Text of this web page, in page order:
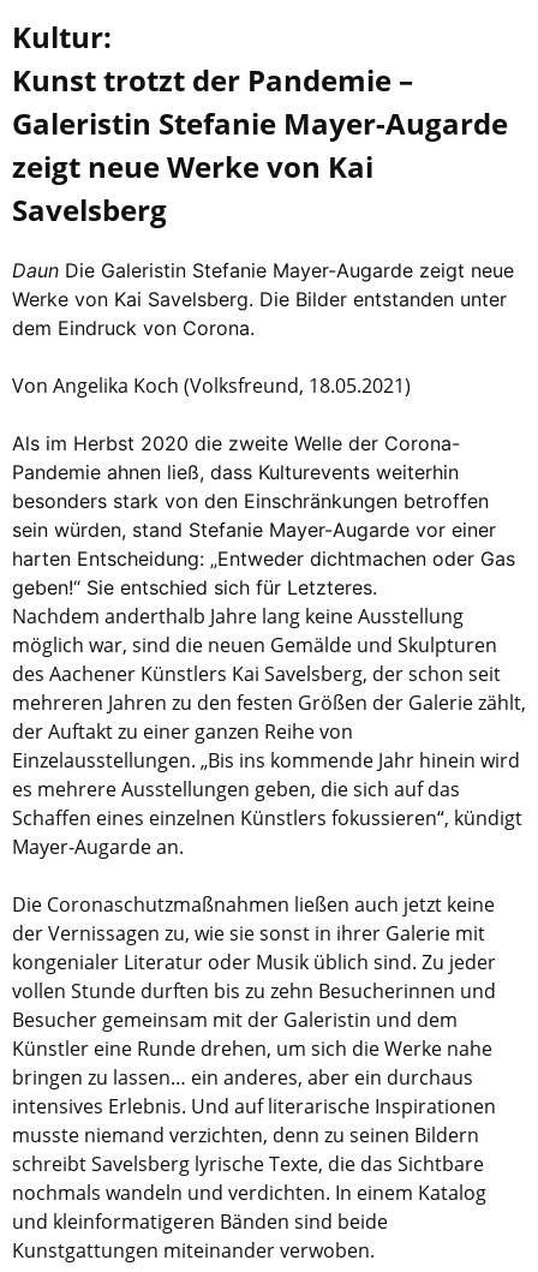
Kultur:
Kunst trotzt der Pandemie –
Galeristin Stefanie Mayer-Augarde
zeigt neue Werke von Kai
Savelsberg
Daun Die Galeristin Stefanie Mayer-Augarde zeigt neue
Werke von Kai Savelsberg. Die Bilder entstanden unter
dem Eindruck von Corona.
Von Angelika Koch (Volksfreund, 18.05.2021)
Als im Herbst 2020 die zweite Welle der Corona-
Pandemie ahnen ließ, dass Kulturevents weiterhin
besonders stark von den Einschränkungen betroffen
sein würden, stand Stefanie Mayer-Augarde vor einer
harten Entscheidung: „Entweder dichtmachen oder Gas
geben!“ Sie entschied sich für Letzteres.
Nachdem anderthalb Jahre lang keine Ausstellung
möglich war, sind die neuen Gemälde und Skulpturen
des Aachener Künstlers Kai Savelsberg, der schon seit
mehreren Jahren zu den festen Größen der Galerie zählt,
der Auftakt zu einer ganzen Reihe von
Einzelausstellungen. „Bis ins kommende Jahr hinein wird
es mehrere Ausstellungen geben, die sich auf das
Schaffen eines einzelnen Künstlers fokussieren“, kündigt
Mayer-Augarde an.
Die Coronaschutzmaßnahmen ließen auch jetzt keine
der Vernissagen zu, wie sie sonst in ihrer Galerie mit
kongenialer Literatur oder Musik üblich sind. Zu jeder
vollen Stunde durften bis zu zehn Besucherinnen und
Besucher gemeinsam mit der Galeristin und dem
Künstler eine Runde drehen, um sich die Werke nahe
bringen zu lassen… ein anderes, aber ein durchaus
intensives Erlebnis. Und auf literarische Inspirationen
musste niemand verzichten, denn zu seinen Bildern
schreibt Savelsberg lyrische Texte, die das Sichtbare
nochmals wandeln und verdichten. In einem Katalog
und kleinformatigeren Bänden sind beide
Kunstgattungen miteinander verwoben.